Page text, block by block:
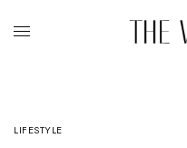
LIFESTYLE